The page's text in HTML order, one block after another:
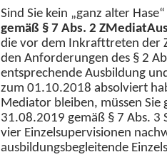
Sind Sie kein „ganz alter
gemäß § 7 Abs. 2
die vor dem Inkrafttreten der
den Anforderungen des § 2
entsprechende Ausbildung
zum 01.10.2018 absolviert
Mediator bleiben, müssen Sie
31.08.2019 gemäß § 7 Abs. 3
vier Einzelsupervisionen
ausbildungsbegleitende